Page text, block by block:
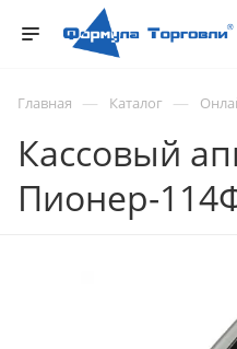
Главная — Каталог —
Кассовый
Пионер-